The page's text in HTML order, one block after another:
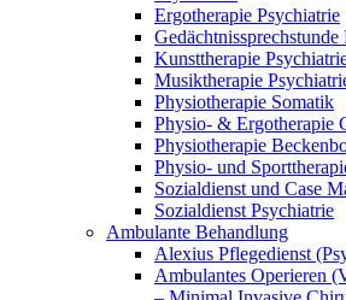
Ergotherapie Psychiatrie
Gedächtnissprechstunde
Kunsttherapie
Musiktherapie
Physiotherapie Somatik
Physio- & Ergotherapie
Physiotherapie
Physio- und
Sozialdienst und Case
Sozialdienst Psychiatrie
Ambulante Behandlung
Alexius Pflegedienst
Ambulantes Operieren